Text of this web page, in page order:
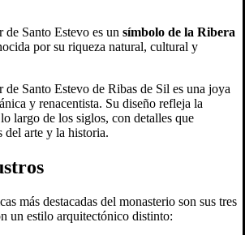
Santo Estevo es un símbolo de la Ribera
por su riqueza natural, cultural y
Santo Estevo de Ribas de Sil es una joya
y renacentista. Su diseño refleja la
largo de los siglos, con detalles que
del arte y la historia.
más destacadas del monasterio son sus tres
un estilo arquitectónico distinto: